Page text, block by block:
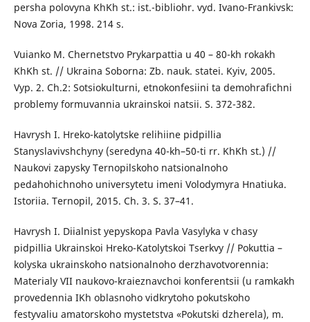
persha polovyna KhKh st.: ist.-bibliohr. vyd. Ivano-Frankivsk:
Nova Zoria, 1998. 214 s.
Vuianko M. Chernetstvo Prykarpattia u 40 – 80-kh rokakh
KhKh st. // Ukraina Soborna: Zb. nauk. statei. Kyiv, 2005.
Vyp. 2. Ch.2: Sotsiokulturni, etnokonfesiini ta demohrafichni
problemy formuvannia ukrainskoi natsii. S. 372-382.
Havrysh I. Hreko-katolytske relihiine pidpillia
Stanyslavivshchyny (seredyna 40-kh–50-ti rr. KhKh st.) //
Naukovi zapysky Ternopilskoho natsionalnoho
pedahohichnoho universytetu imeni Volodymyra Hnatiuka.
Istoriia. Ternopil, 2015. Ch. 3. S. 37–41.
Havrysh I. Diialnist yepyskopa Pavla Vasylyka v chasy
pidpillia Ukrainskoi Hreko-Katolytskoi Tserkvy // Pokuttia –
kolyska ukrainskoho natsionalnoho derzhavotvorennia:
Materialy VII naukovo-kraieznavchoi konferentsii (u ramkakh
provedennia IKh oblasnoho vidkrytoho pokutskoho
festyvaliu amatorskoho mystetstva «Pokutski dzherela), m.